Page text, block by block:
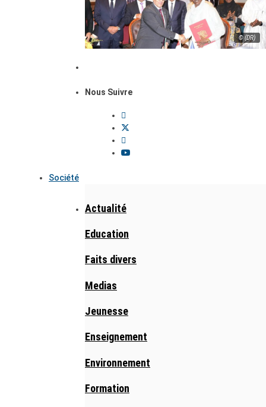
© (DR)
Nous Suivre
Société
Actualité
Education
Faits divers
Medias
Jeunesse
Enseignement
Environnement
Formation